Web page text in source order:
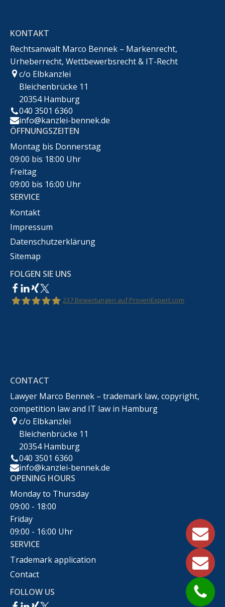
KONTAKT
Rechtsanwalt Marco Bennek – Markenrecht,
Urheberrecht, Wettbewerbsrecht & IT-Recht
c/o Elbkanzlei
Bleichenbrücke 11
20354 Hamburg
040 3501 6360
info@kanzlei-bennek.de
ÖFFNUNGSZEITEN
Montag bis Donnerstag
09:00 bis 18:00 Uhr
Freitag
09:00 bis 16:00 Uhr
SERVICE
Kontakt
Impressum
Datenschutzerklärung
Sitemap
FOLGEN SIE UNS
237 Bewertungen auf ProvenExpert.com
CONTACT
Lawyer Marco Bennek – trademark law, copyright,
competition law and IT law in Hamburg
c/o Elbkanzlei
Bleichenbrücke 11
20354 Hamburg
040 3501 6360
info@kanzlei-bennek.de
OPENING HOURS
Monday to Thursday
09:00 - 18:00
Friday
09:00 - 16:00 Uhr
SERVICE
Trademark application
Contact
FOLLOW US